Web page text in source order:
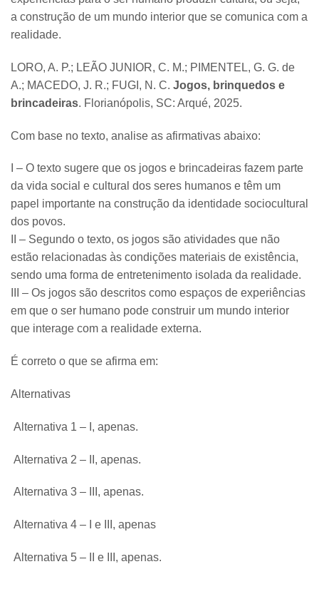
a construção de um mundo interior que se comunica com a
realidade.
LORO, A. P.; LEÃO JUNIOR, C. M.; PIMENTEL, G. G. de
A.; MACEDO, J. R.; FUGI, N. C. Jogos, brinquedos e
brincadeiras. Florianópolis, SC: Arqué, 2025.
Com base no texto, analise as afirmativas abaixo:
I – O texto sugere que os jogos e brincadeiras fazem parte
da vida social e cultural dos seres humanos e têm um
papel importante na construção da identidade sociocultural
dos povos.
II – Segundo o texto, os jogos são atividades que não
estão relacionadas às condições materiais de existência,
sendo uma forma de entretenimento isolada da realidade.
III – Os jogos são descritos como espaços de experiências
em que o ser humano pode construir um mundo interior
que interage com a realidade externa.
É correto o que se afirma em:
Alternativas
Alternativa 1 – I, apenas.
Alternativa 2 – II, apenas.
Alternativa 3 – III, apenas.
Alternativa 4 – I e III, apenas
Alternativa 5 – II e III, apenas.